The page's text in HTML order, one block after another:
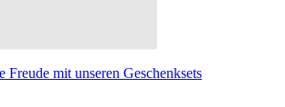
Freude mit unseren Geschenksets